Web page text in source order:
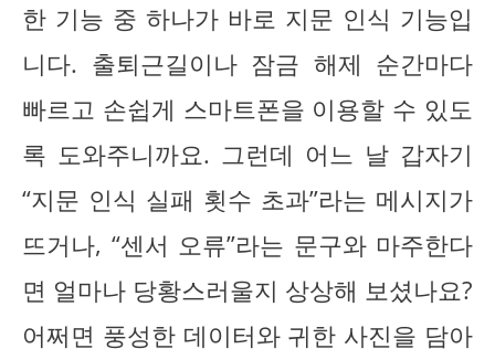
한 기능 중 하나가 바로 지문 인식 기능입
니다. 출퇴근길이나 잠금 해제 순간마다
빠르고 손쉽게 스마트폰을 이용할 수 있도
록 도와주니까요. 그런데 어느 날 갑자기
“지문 인식 실패 횟수 초과”라는 메시지가
뜨거나, “센서 오류”라는 문구와 마주한다
면 얼마나 당황스러울지 상상해 보셨나요?
어쩌면 풍성한 데이터와 귀한 사진을 담아